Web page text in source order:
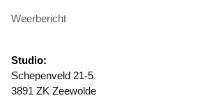
Weerbericht
Studio:
Schepenveld 21-5
3891 ZK Zeewolde